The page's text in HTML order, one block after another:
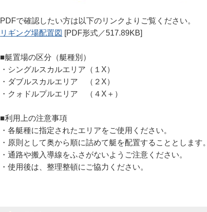
PDFで確認したい方は以下のリンクよりご覧ください。
リギング場配置図 [PDF形式／517.89KB]
■艇置場の区分（艇種別）
・シングルスカルエリア（１X）
・ダブルスカルエリア （２X）
・クォドルプルエリア （４X＋）
■利用上の注意事項
・各艇種に指定されたエリアをご使用ください。
・原則として奥から順に詰めて艇を配置することとします。
・通路や搬入導線をふさがないようご注意ください。
・使用後は、整理整頓にご協力ください。